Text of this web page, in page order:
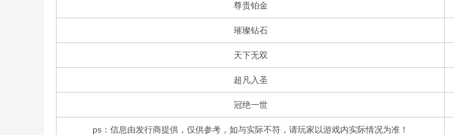
尊贵铂金
璀璨钻石
天下无双
超凡入圣
冠绝一世
ps：信息由发行商提供，仅供参考，如与实际不符，请玩家以游戏内实际情况为准！